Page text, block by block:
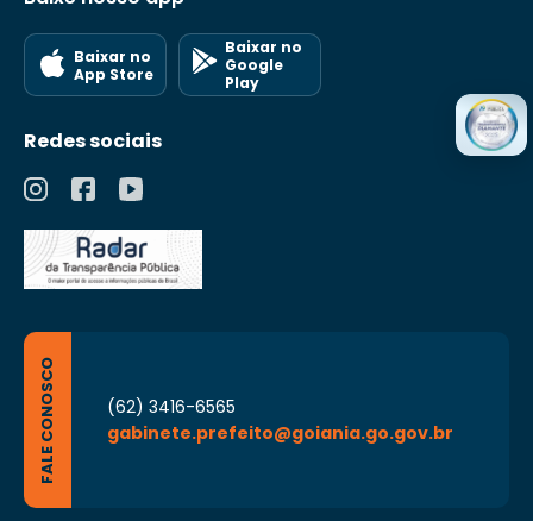
Baixar no
App Store
Baixar no
Google
Play
Redes sociais
FALE CONOSCO
(62) 3416-6565
gabinete.prefeito@goiania.go.gov.br